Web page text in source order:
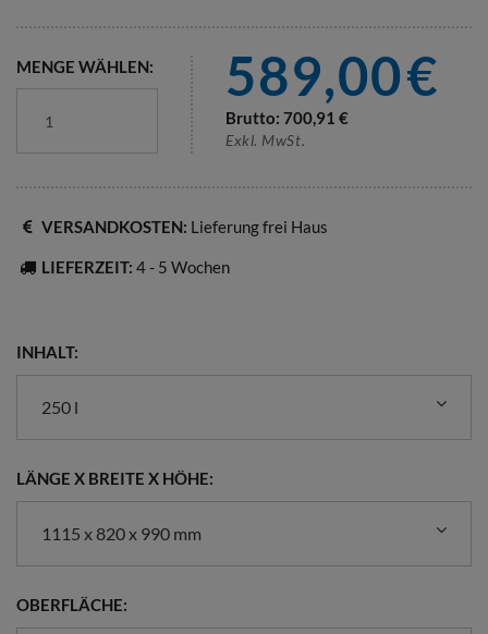
MENGE WÄHLEN: 589,00€
Brutto: 700,91 €
Exkl. MwSt.
VERSANDKOSTEN: Lieferung frei Haus
LIEFERZEIT: 4 - 5 Wochen
INHALT:
250 l
LÄNGE X BREITE X HÖHE:
1115 x 820 x 990 mm
OBERFLÄCHE: